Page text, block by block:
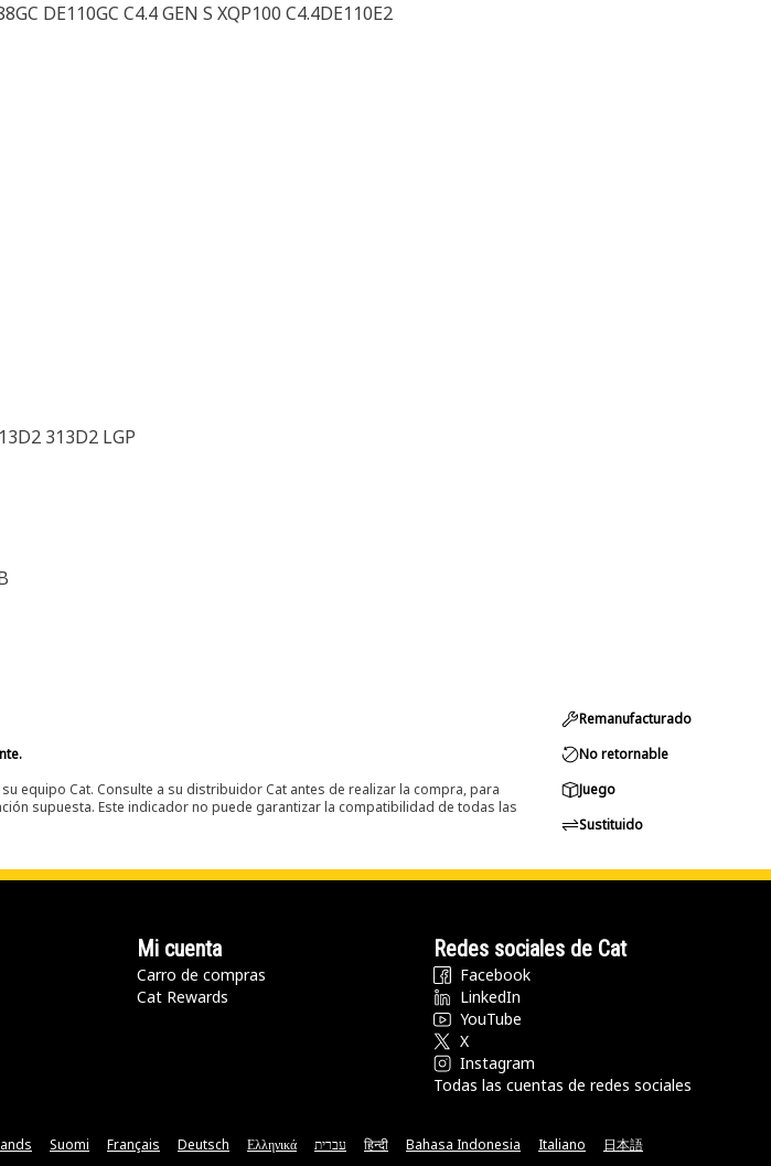
DE110GC C4.4 GEN S XQP100 C4.4DE110E2
313D2 LGP
equipo Cat. Consulte a su distribuidor Cat antes de realizar la compra, para
supuesta. Este indicador no puede garantizar la compatibilidad de todas las
Remanufacturado
No retornable
Juego
Sustituido
Mi cuenta
Carro de compras
Cat Rewards
Redes sociales de Cat
Facebook
LinkedIn
YouTube
X
Instagram
Todas las cuentas de redes sociales
Suomi Français Deutsch Ελληνικά עברית हिन्दी Bahasa Indonesia Italiano 日本語